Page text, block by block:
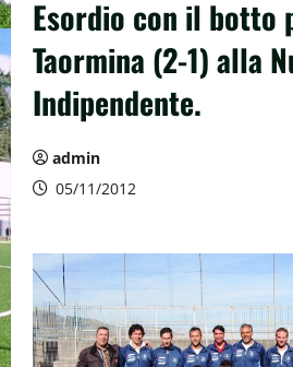
Esordio con il botto
Taormina (2-1) alla
Indipendente.
admin
05/11/2012